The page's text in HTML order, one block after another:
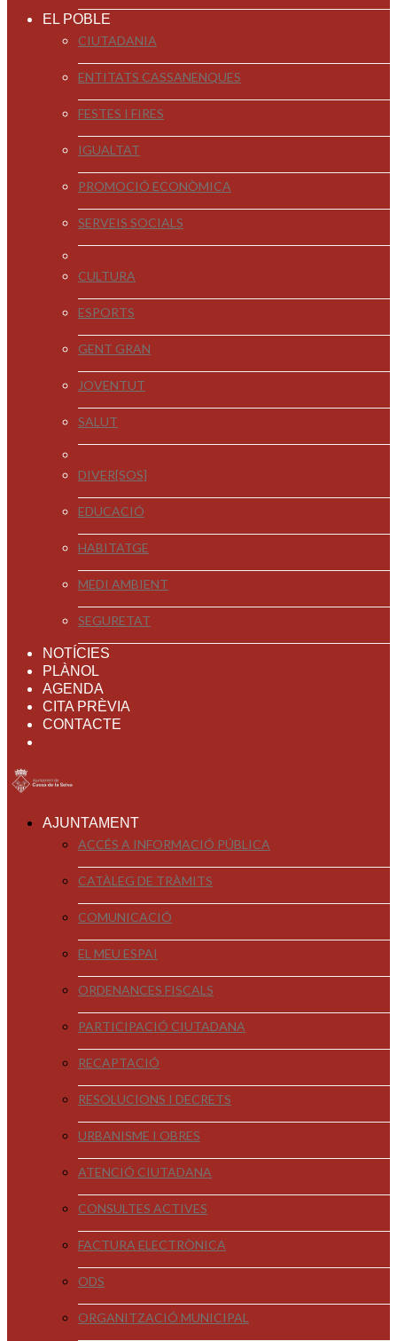
EL POBLE
CIUTADANIA
ENTITATS CASSANENQUES
FESTES I FIRES
IGUALTAT
PROMOCIÓ ECONÒMICA
SERVEIS SOCIALS
CULTURA
ESPORTS
GENT GRAN
JOVENTUT
SALUT
DIVER[SOS]
EDUCACIÓ
HABITATGE
MEDI AMBIENT
SEGURETAT
NOTÍCIES
PLÀNOL
AGENDA
CITA PRÈVIA
CONTACTE
AJUNTAMENT
ACCÉS A INFORMACIÓ PÚBLICA
CATÀLEG DE TRÀMITS
COMUNICACIÓ
EL MEU ESPAI
ORDENANCES FISCALS
PARTICIPACIÓ CIUTADANA
RECAPTACIÓ
RESOLUCIONS I DECRETS
URBANISME I OBRES
ATENCIÓ CIUTADANA
CONSULTES ACTIVES
FACTURA ELECTRÒNICA
ODS
ORGANITZACIÓ MUNICIPAL